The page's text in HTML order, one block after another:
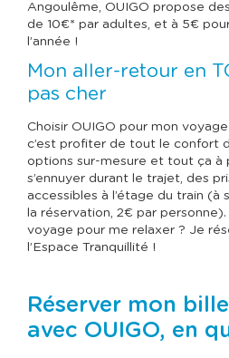
Angoulême, OUIGO propose
de 10€* par adultes, et à 5€
l’année !
Mon aller-retour en
pas cher
Choisir OUIGO pour mon
c’est profiter de tout le confort
options sur-mesure et tout ça à
s’ennuyer durant le trajet, des
accessibles à l’étage du train (à
la réservation, 2€ par
voyage pour me relaxer ? Je
l’Espace Tranquillité !
Réserver mon
avec OUIGO, en